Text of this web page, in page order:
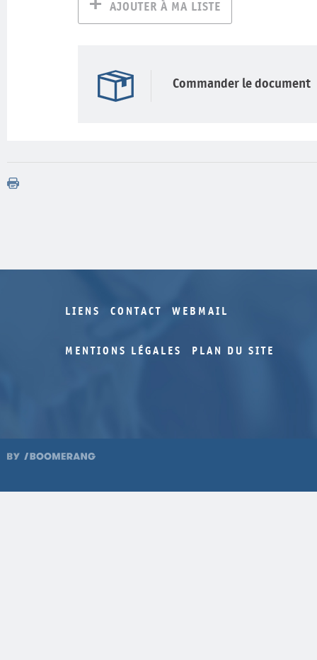
AJOUTER À MA LISTE
Commander le document
LIENS CONTACT WEBMAIL
MENTIONS LÉGALES PLAN DU SITE